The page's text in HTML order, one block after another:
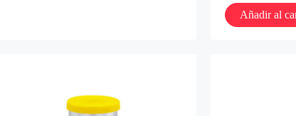
Añadir al